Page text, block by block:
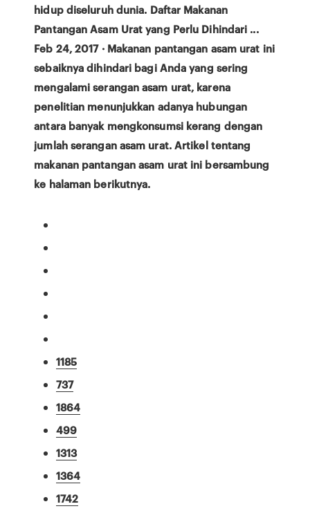
hidup diseluruh dunia. Daftar Makanan
Pantangan Asam Urat yang Perlu Dihindari ...
Feb 24, 2017 · Makanan pantangan asam urat ini
sebaiknya dihindari bagi Anda yang sering
mengalami serangan asam urat, karena
penelitian menunjukkan adanya hubungan
antara banyak mengkonsumsi kerang dengan
jumlah serangan asam urat. Artikel tentang
makanan pantangan asam urat ini bersambung
ke halaman berikutnya.
1185
737
1864
499
1313
1364
1742